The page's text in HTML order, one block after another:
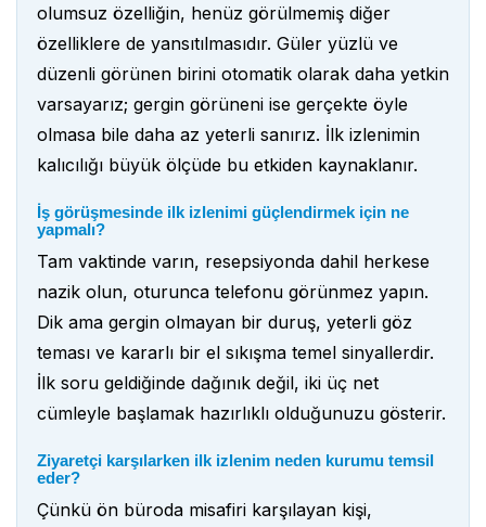
olumsuz özelliğin, henüz görülmemiş diğer
özelliklere de yansıtılmasıdır. Güler yüzlü ve
düzenli görünen birini otomatik olarak daha yetkin
varsayarız; gergin görüneni ise gerçekte öyle
olmasa bile daha az yeterli sanırız. İlk izlenimin
kalıcılığı büyük ölçüde bu etkiden kaynaklanır.
İş görüşmesinde ilk izlenimi güçlendirmek için ne
yapmalı?
Tam vaktinde varın, resepsiyonda dahil herkese
nazik olun, oturunca telefonu görünmez yapın.
Dik ama gergin olmayan bir duruş, yeterli göz
teması ve kararlı bir el sıkışma temel sinyallerdir.
İlk soru geldiğinde dağınık değil, iki üç net
cümleyle başlamak hazırlıklı olduğunuzu gösterir.
Ziyaretçi karşılarken ilk izlenim neden kurumu temsil
eder?
Çünkü ön büroda misafiri karşılayan kişi,